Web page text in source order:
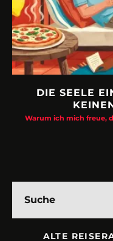
DIE SEELE
Warum ich mich freue,
ALTE